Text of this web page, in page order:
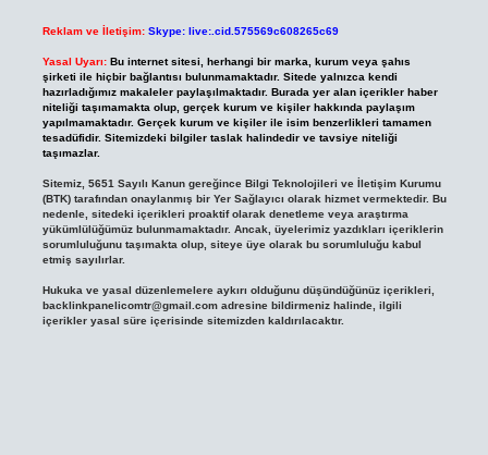
Reklam ve İletişim: Skype: live:.cid.575569c608265c69
Yasal Uyarı: Bu internet sitesi, herhangi bir marka, kurum veya şahıs
şirketi ile hiçbir bağlantısı bulunmamaktadır. Sitede yalnızca kendi
hazırladığımız makaleler paylaşılmaktadır. Burada yer alan içerikler haber
niteliği taşımamakta olup, gerçek kurum ve kişiler hakkında paylaşım
yapılmamaktadır. Gerçek kurum ve kişiler ile isim benzerlikleri tamamen
tesadüfidir. Sitemizdeki bilgiler taslak halindedir ve tavsiye niteliği
taşımazlar.
Sitemiz, 5651 Sayılı Kanun gereğince Bilgi Teknolojileri ve İletişim Kurumu
(BTK) tarafından onaylanmış bir Yer Sağlayıcı olarak hizmet vermektedir. Bu
nedenle, sitedeki içerikleri proaktif olarak denetleme veya araştırma
yükümlülüğümüz bulunmamaktadır. Ancak, üyelerimiz yazdıkları içeriklerin
sorumluluğunu taşımakta olup, siteye üye olarak bu sorumluluğu kabul
etmiş sayılırlar.
Hukuka ve yasal düzenlemelere aykırı olduğunu düşündüğünüz içerikleri,
backlinkpanelicomtr@gmail.comadresine bildirmeniz halinde, ilgili
içerikler yasal süre içerisinde sitemizden kaldırılacaktır.